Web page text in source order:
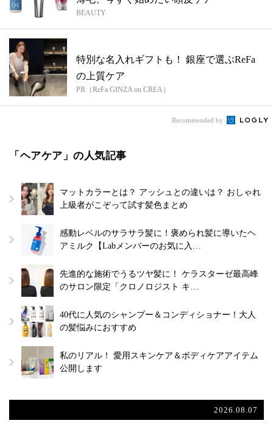
BEAUTY
特別な名入れギフトも！ 銀座で選ぶReFa
の上質ケア
PR（ReFa GINZA on CREA）
Recommended by
「ヘアケア」の人気記事
マットカラーとは？ アッシュとの違いは？ おしゃれ
上級者がこぞって試す髪色まとめ
感動レベルのサラサラ髪に！褒められ髪に導いたヘ
アミルク【Labメンバーのお気に入…
先進的な施術でうるツヤ髪に！ ケラスターゼ最高峰
のサロン限定「クロノロジスト キ…
40代に人気のシャンプー＆コンディショナー！大人
の髪悩みにおすすめ
私のリアル！ 愛用スキンケア＆ボディケアアイテム
公開します
2026.08.07